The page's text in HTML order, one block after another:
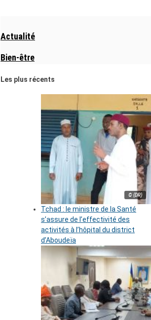
Actualité
Bien-être
Les plus récents
© (DR)
Tchad : le ministre de la Santé
s’assure de l’effectivité des
activités à l’hôpital du district
d’Aboudeïa